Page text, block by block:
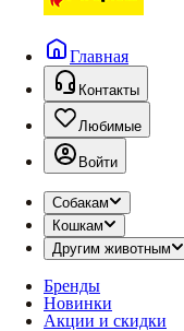
Главная
Контакты
Любимые
Войти
Собакам
Кошкам
Другим животным
Бренды
Новинки
Акции и скидки